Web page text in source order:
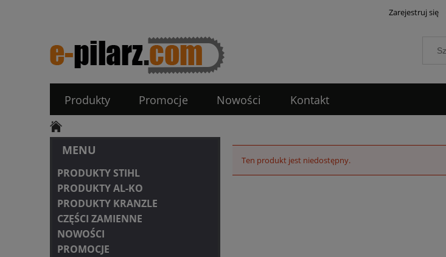
Zarejestruj się
Produkty Promocje Nowości Kontakt
MENU
PRODUKTY STIHL
PRODUKTY AL-KO
PRODUKTY KRANZLE
CZĘŚCI ZAMIENNE
NOWOŚCI
PROMOCJE
Ten produkt jest niedostępny.